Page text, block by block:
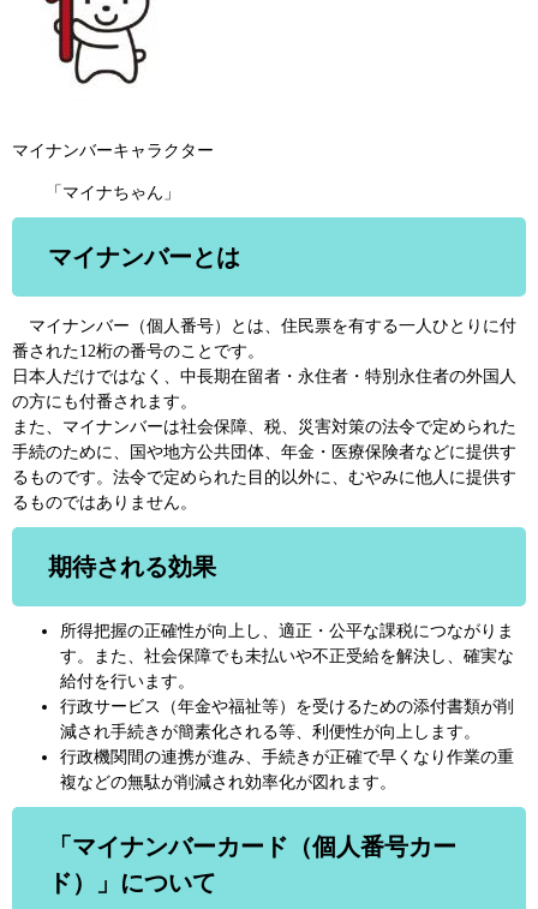
マイナンバーキャラクター
「マイナちゃん」
マイナンバーとは
マイナンバー（個人番号）とは、住民票を有する一人ひとりに付
番された12桁の番号のことです。
日本人だけではなく、中長期在留者・永住者・特別永住者の外国人
の方にも付番されます。
また、マイナンバーは社会保障、税、災害対策の法令で定められた
手続のために、国や地方公共団体、年金・医療保険者などに提供す
るものです。法令で定められた目的以外に、むやみに他人に提供す
るものではありません。
期待される効果
所得把握の正確性が向上し、適正・公平な課税につながりま
す。また、社会保障でも未払いや不正受給を解決し、確実な
給付を行います。
行政サービス（年金や福祉等）を受けるための添付書類が削
減され手続きが簡素化される等、利便性が向上します。
行政機関間の連携が進み、手続きが正確で早くなり作業の重
複などの無駄が削減され効率化が図れます。
「マイナンバーカード（個人番号カー
ド）」について